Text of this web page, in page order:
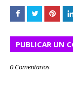
PUBLICAR UN
0 Comentarios